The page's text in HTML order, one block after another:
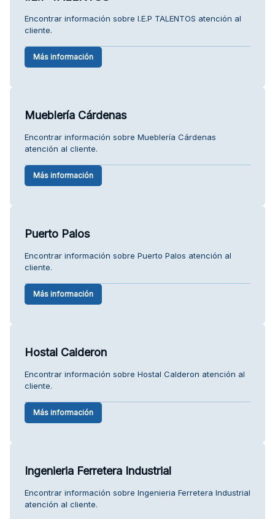
Encontrar información sobre I.E.P TALENTOS atención al
cliente.
Más información
Mueblería Cárdenas
Encontrar información sobre Mueblería Cárdenas
atención al cliente.
Más información
Puerto Palos
Encontrar información sobre Puerto Palos atención al
cliente.
Más información
Hostal Calderon
Encontrar información sobre Hostal Calderon atención al
cliente.
Más información
Ingenieria Ferretera Industrial
Encontrar información sobre Ingenieria Ferretera Industrial
atención al cliente.